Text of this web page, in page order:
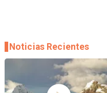
Noticias Recientes